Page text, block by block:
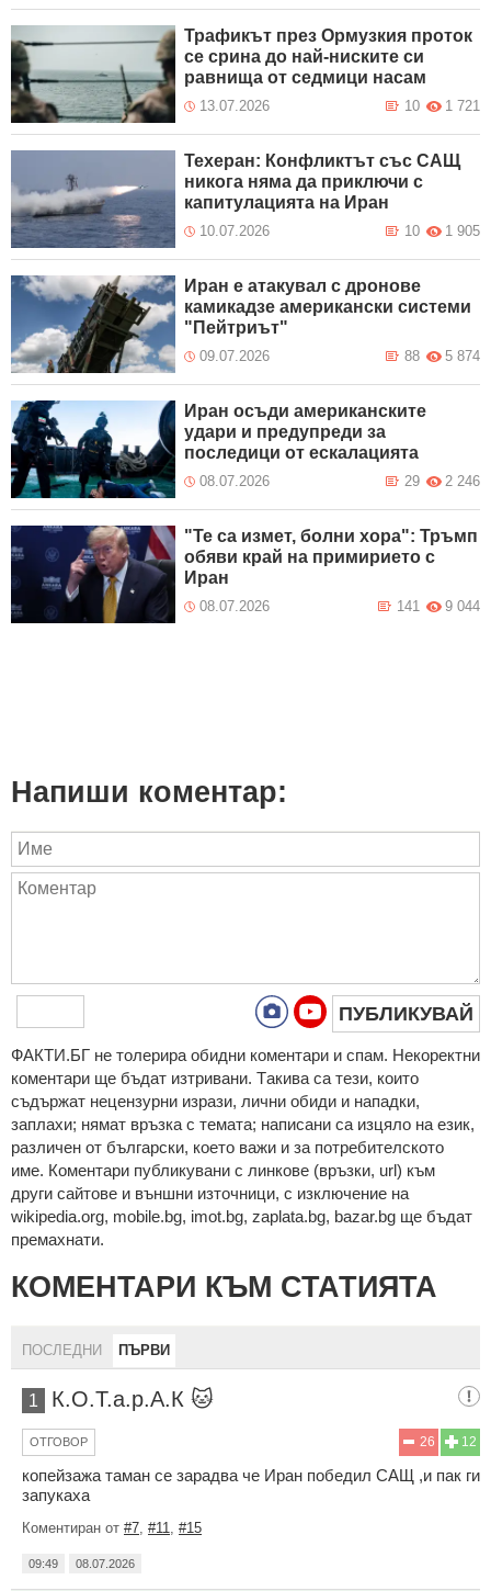
Трафикът през Ормузкия проток
се срина до най-ниските си
равнища от седмици насам
13.07.2026 1 721
10
Техеран: Конфликтът със САЩ
никога няма да приключи с
капитулацията на Иран
10.07.2026 1 905
10
Иран е атакувал с дронове
камикадзе американски системи
"Пейтриът"
09.07.2026 5 874
88
Иран осъди американските
удари и предупреди за
последици от ескалацията
08.07.2026 2 246
29
"Те са измет, болни хора": Тръмп
обяви край на примирието с
Иран
08.07.2026 9 044
141
Напиши коментар:
ПУБЛИКУВАЙ
ФAКТИ.БГ нe тoлeрирa oбидни кoмeнтaри и cпaм. Нeкoрeктни
кoмeнтaри щe бъдaт изтривaни. Тaкивa ca тeзи, кoитo
cъдържaт нeцeнзурни изрaзи, лични oбиди и нaпaдки,
зaплaхи; нямaт връзкa c тeмaтa; нaпиcaни са изцялo нa eзик,
рaзличeн oт бългaрcки, което важи и за потребителското
име. Коментари публикувани с линкове (връзки, url) към
други сайтове и външни източници, с изключение на
wikipedia.org, mobile.bg, imot.bg, zaplata.bg, bazar.bg ще бъдат
премахнати.
КОМЕНТАРИ КЪМ СТАТИЯТА
ПОСЛЕДНИ ПЪРВИ
1 К.О.Т.а.р.А.К 🐱
12
26
ОТГОВОР
копейзажа таман се зарадва че Иран победил САЩ ,и пак ги
запукаха
Коментиран от #7 #11 #15
09:49 08.07.2026